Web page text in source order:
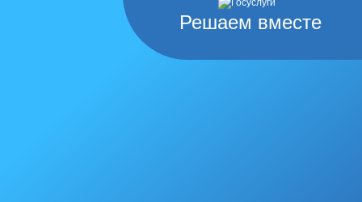
Решаем вместе